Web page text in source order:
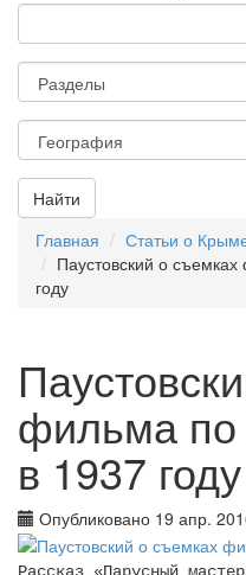
Найти
Главная
Статьи о
Паустовский о
году
фильма
в 1937 году
Опубликовано 19 апр.
Рассказ «Парусный